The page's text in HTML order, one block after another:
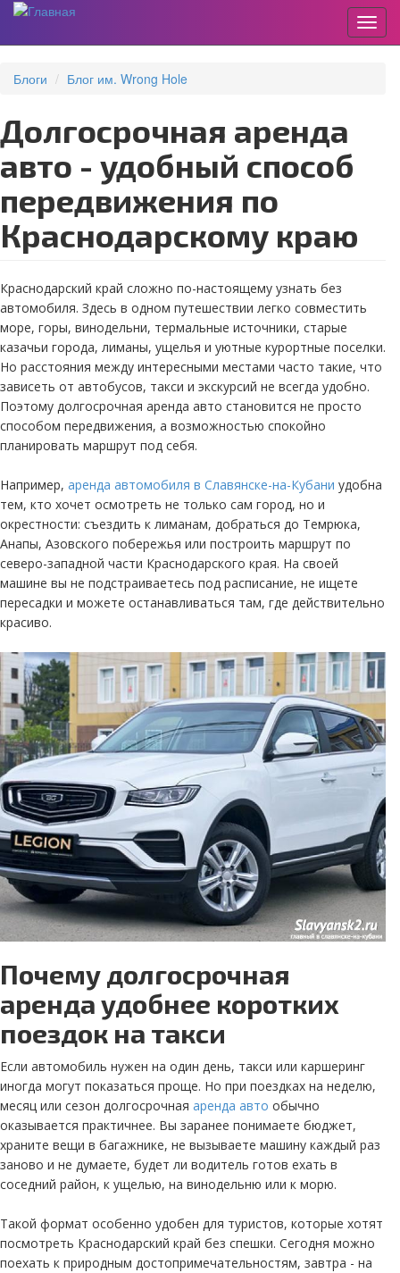
основному
Блоги Блог им. Wrong Hole
Долгосрочная аренда
авто - удобный способ
передвижения по
Краснодарскому краю
Краснодарский край сложно по-настоящему узнать без
автомобиля. Здесь в одном путешествии легко совместить
море, горы, винодельни, термальные источники, старые
казачьи города, лиманы, ущелья и уютные курортные поселки.
Но расстояния между интересными местами часто такие, что
зависеть от автобусов, такси и экскурсий не всегда удобно.
Поэтому долгосрочная аренда авто становится не просто
способом передвижения, а возможностью спокойно
планировать маршрут под себя.
Например, аренда автомобиля в Славянске-на-Кубани удобна
тем, кто хочет осмотреть не только сам город, но и
окрестности: съездить к лиманам, добраться до Темрюка,
Анапы, Азовского побережья или построить маршрут по
северо-западной части Краснодарского края. На своей
машине вы не подстраиваетесь под расписание, не ищете
пересадки и можете останавливаться там, где действительно
красиво.
Почему долгосрочная
аренда удобнее коротких
поездок на такси
Если автомобиль нужен на один день, такси или каршеринг
иногда могут показаться проще. Но при поездках на неделю,
месяц или сезон долгосрочная аренда авто обычно
оказывается практичнее. Вы заранее понимаете бюджет,
храните вещи в багажнике, не вызываете машину каждый раз
заново и не думаете, будет ли водитель готов ехать в
соседний район, к ущелью, на винодельню или к морю.
Такой формат особенно удобен для туристов, которые хотят
посмотреть Краснодарский край без спешки. Сегодня можно
поехать к природным достопримечательностям, завтра - на